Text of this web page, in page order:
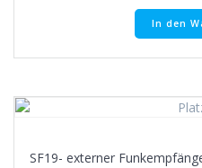
In den
SF19- externer